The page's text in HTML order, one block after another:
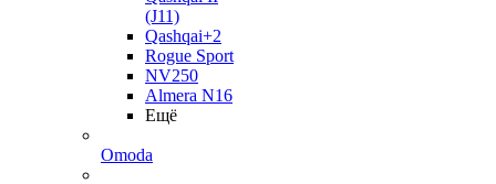
(J11)
Qashqai+2
Rogue Sport
NV250
Almera N16
Ещё
Omoda